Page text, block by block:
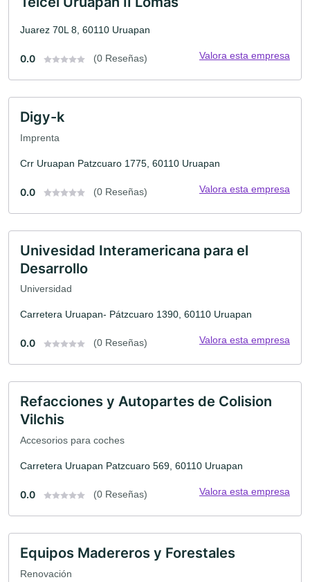
Juarez 70L 8, 60110 Uruapan
0.0 (0 Reseñas) Valora esta empresa
Digy-k
Imprenta
Crr Uruapan Patzcuaro 1775, 60110 Uruapan
0.0 (0 Reseñas) Valora esta empresa
Univesidad Interamericana para el
Desarrollo
Universidad
Carretera Uruapan- Pátzcuaro 1390, 60110 Uruapan
0.0 (0 Reseñas) Valora esta empresa
Refacciones y Autopartes de Colision
Vilchis
Accesorios para coches
Carretera Uruapan Patzcuaro 569, 60110 Uruapan
0.0 (0 Reseñas) Valora esta empresa
Equipos Madereros y Forestales
Renovación